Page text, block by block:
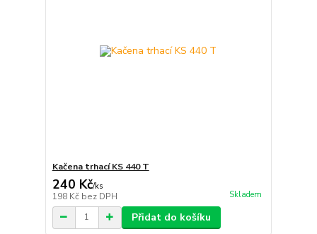
Kačena trhací KS 440 T
240 Kč/ks
198 Kč bez DPH Skladem
Přidat do košíku